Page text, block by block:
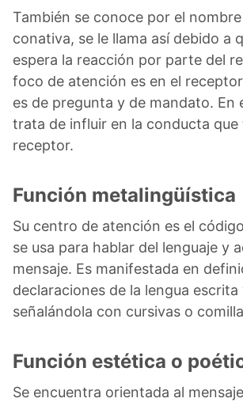
También se conoce por el
conativa, se le llama así debido a
espera la reacción por parte del
foco de atención es en el
es de pregunta y de mandato. En
trata de influir en la conducta que
receptor.
Función metalingüística
Su centro de atención es el
se usa para hablar del lenguaje y
mensaje. Es manifestada en
declaraciones de la lengua
señalándola con cursivas o
Función estética o
Se encuentra orientada al